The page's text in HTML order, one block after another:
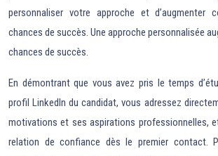
personnaliser votre approche et d’augmenter
chances de succès. Une approche personnalisée
chances de succès.
En démontrant que vous avez pris le temps
profil LinkedIn du candidat, vous adressez
motivations et ses aspirations professionnelles,
relation de confiance dès le premier contact.